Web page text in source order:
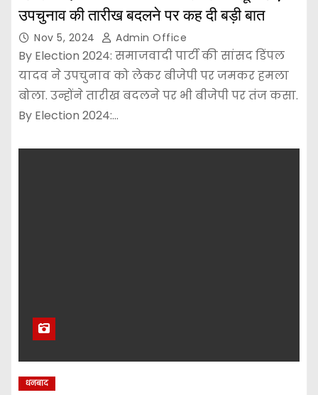
उपचुनाव की तारीख बदलने पर कह दी बड़ी बात
Nov 5, 2024 Admin Office
By Election 2024: समाजवादी पार्टी की सांसद डिंपल
यादव ने उपचुनाव को लेकर बीजेपी पर जमकर हमला
बोला. उन्होंने तारीख बदलने पर भी बीजेपी पर तंज कसा.
By Election 2024:…
धनबाद